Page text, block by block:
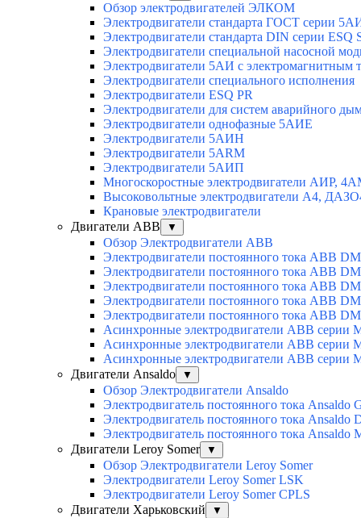
Обзор электродвигателей ЭЛКОМ
Электродвигатели стандарта ГОСТ серии
Электродвигатели стандарта DIN серии ESQ
Электродвигатели специальной насосной
Электродвигатели 5АИ с электромагнитным
Электродвигатели специального исполнения
Электродвигатели ESQ PR
Электродвигатели для систем аварийного
Электродвигатели однофазные 5АИЕ
Электродвигатели 5АИН
Электродвигатели 5АRМ
Электродвигатели 5АИП
Многоскоростные электродвигатели АИР,
Высоковольтные электродвигатели А4,
Крановые электродвигатели
Двигатели ABB
▼
Обзор Электродвигатели ABB
Электродвигатели постоянного тока ABB
Электродвигатели постоянного тока ABB
Электродвигатели постоянного тока ABB
Электродвигатели постоянного тока ABB
Электродвигатели постоянного тока ABB
Асинхронные электродвигатели ABB серии
Асинхронные электродвигатели ABB серии
Асинхронные электродвигатели ABB серии
Двигатели Ansaldo
▼
Обзор Электродвигатели Ansaldo
Электродвигатель постоянного тока Ansaldo
Электродвигатель постоянного тока Ansaldo
Электродвигатель постоянного тока Ansaldo
Двигатели Leroy Somer
▼
Обзор Электродвигатели Leroy Somer
Электродвигатели Leroy Somer LSK
Электродвигатели Leroy Somer CPLS
Двигатели Харьковский
▼